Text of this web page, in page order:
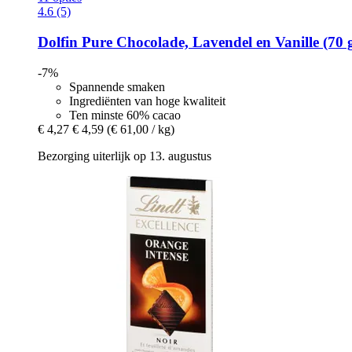
4.6 (5)
Dolfin Pure Chocolade, Lavendel en Vanille (70
-7%
Spannende smaken
Ingrediënten van hoge kwaliteit
Ten minste 60% cacao
€ 4,27 € 4,59 (€ 61,00 / kg)
Bezorging uiterlijk op 13. augustus